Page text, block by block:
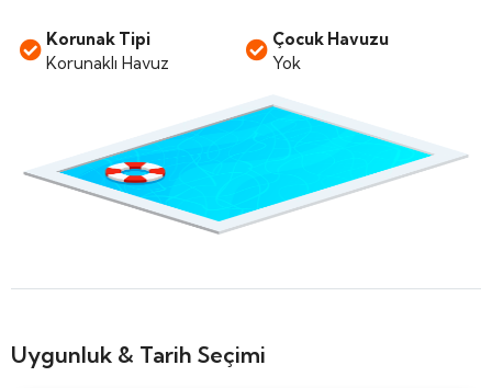
Korunak Tipi
Korunaklı Havuz
Çocuk Havuzu
Yok
Uygunluk & Tarih Seçimi